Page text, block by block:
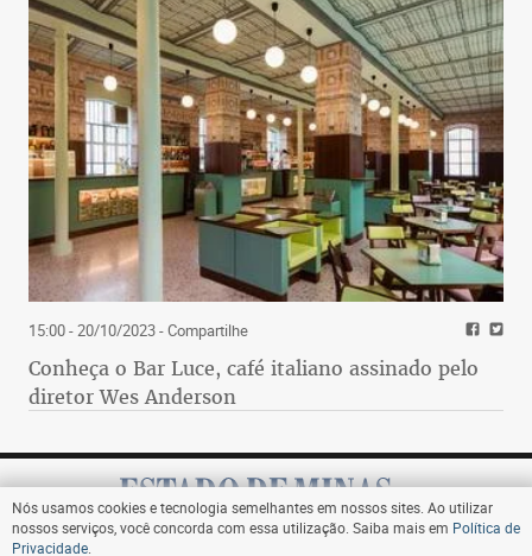
15:00 - 20/10/2023- Compartilhe
Conheça o Bar Luce, café italiano assinado pelo
diretor Wes Anderson
Nós usamos cookies e tecnologia semelhantes em nossos sites. Ao utilizar
nossos serviços, você concorda com essa utilização. Saiba mais em Política de
Privacidade